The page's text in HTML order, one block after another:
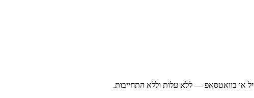
או בוואטסאפ — ללא עלות וללא התחייבות.